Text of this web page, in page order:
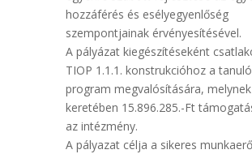
hozzáférés és esélyegyenlőség
szempontjainak érvényesítésével.
A pályázat kiegészítéseként
TIOP 1.1.1. konstrukcióhoz a
program megvalósítására, melynek
keretében 15.896.285.-Ft
az intézmény.
A pályazat célja a sikeres